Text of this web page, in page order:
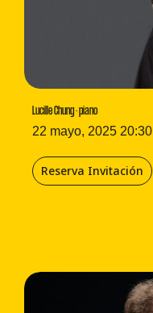
Lucille Chung · piano
22 mayo, 2025 20:30
Reserva Invitación